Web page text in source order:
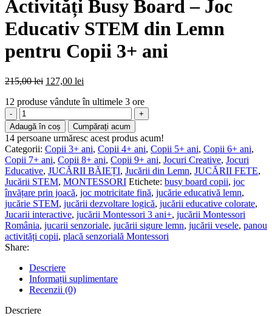
Activități Busy Board – Joc
Educativ STEM din Lemn
pentru Copii 3+ ani
215,00lei Prețul
a
215,00 lei.
127,00 lei
este:
12 produse vândute în ultimele 3 ore
Cantitate
Placă
Senzorială
Montessori
cu
Activități
Busy
Board
–
Joc
Educativ
STEM
din
Lemn
pentru
Copii
3+
ani
Adaugă în coș Cumpărați acum
14 persoane urmăresc acest produs acum!
Categorii: Copii 3+ ani, Copii 4+ ani, Copii 5+ ani, Copii 6+ ani,
Copii 7+ ani, Copii 8+ ani, Copii 9+ ani, Jocuri Creative, Jocuri
Educative, JUCĂRII BĂIEȚI, Jucării din Lemn, JUCĂRII FETE,
Jucării STEM, MONTESSORI Etichete: busy board copii, joc
învățare prin joacă, joc motricitate fină, jucărie educativă lemn,
jucărie STEM, jucării dezvoltare logică, jucării educative colorate,
Jucarii interactive, jucării Montessori 3 ani+, jucării Montessori
România, jucarii senzoriale, jucării sigure lemn, jucării vesele, panou
activități copii, placă senzorială Montessori
Share:
Descriere
Informații suplimentare
Recenzii (0)
Descriere